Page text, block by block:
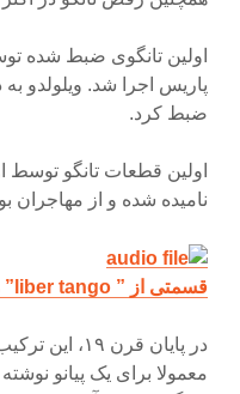
پاریس اجرا شد. ویلولدو
ضبط کرد.
نامیده شده و از مهاجران
قسمتی از ” liber tango” را با آهنگسازی پیاتزولا بشنوید.
معمولا برای یک پیانو